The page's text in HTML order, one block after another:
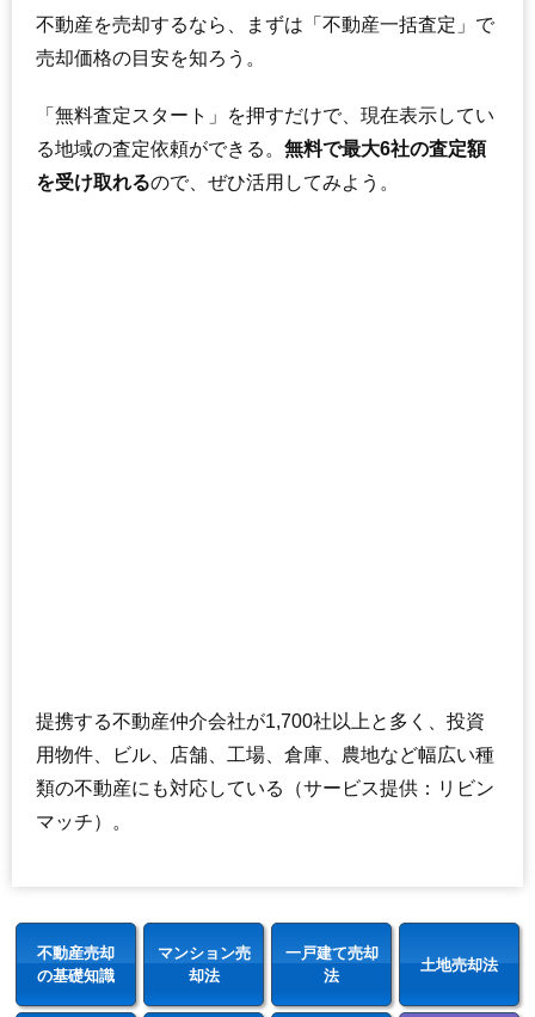
不動産を売却するなら、まずは「不動産一括査定」で
売却価格の目安を知ろう。
「無料査定スタート」を押すだけで、現在表示してい
る地域の査定依頼ができる。 無料で最大6社の査定額
を受け取れるので、ぜひ活用してみよう。
提携する不動産仲介会社が1,700社以上と多く、投資
用物件、ビル、店舗、工場、倉庫、農地など幅広い種
類の不動産にも対応している（サービス提供：リビン
マッチ）。
不動産売却
の基礎知識
マンション売
却法
一戸建て売却
法
土地売却法